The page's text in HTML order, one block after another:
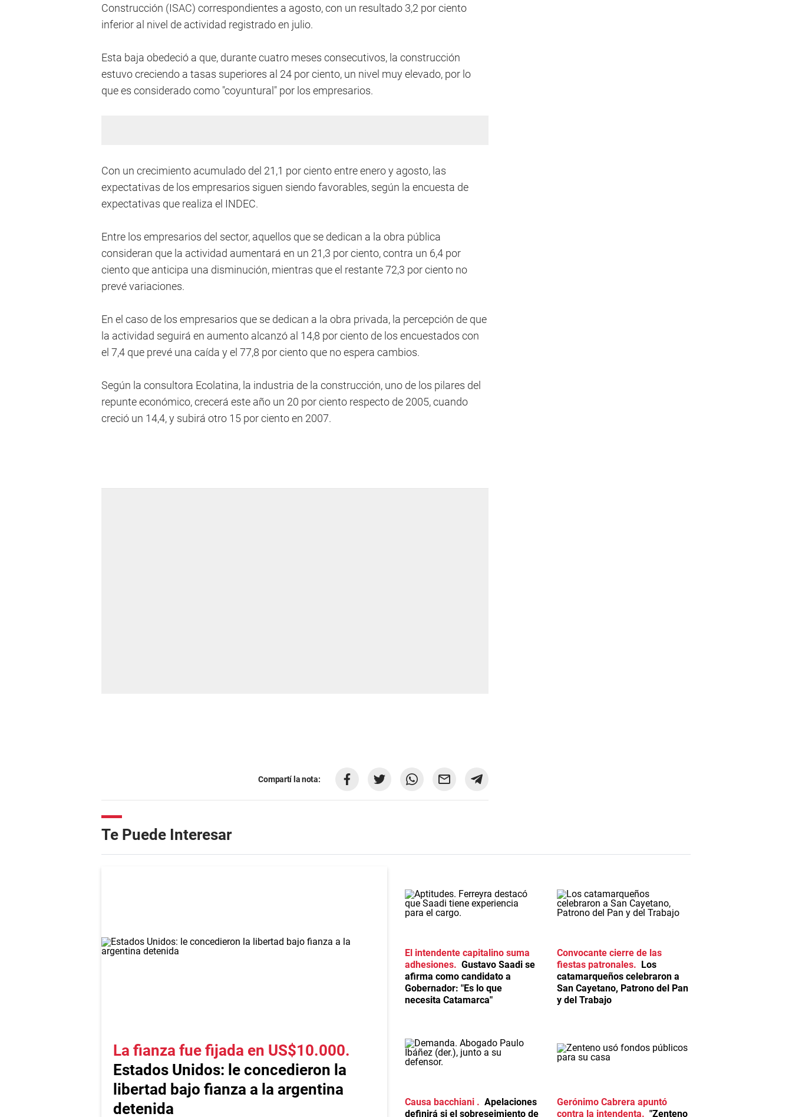
Construcción (ISAC) correspondientes a agosto, con un resultado 3,2 por ciento
inferior al nivel de actividad registrado en julio.
Esta baja obedeció a que, durante cuatro meses consecutivos, la construcción
estuvo creciendo a tasas superiores al 24 por ciento, un nivel muy elevado, por lo
que es considerado como "coyuntural" por los empresarios.
Con un crecimiento acumulado del 21,1 por ciento entre enero y agosto, las
expectativas de los empresarios siguen siendo favorables, según la encuesta de
expectativas que realiza el INDEC.
Entre los empresarios del sector, aquellos que se dedican a la obra pública
consideran que la actividad aumentará en un 21,3 por ciento, contra un 6,4 por
ciento que anticipa una disminución, mientras que el restante 72,3 por ciento no
prevé variaciones.
En el caso de los empresarios que se dedican a la obra privada, la percepción de que
la actividad seguirá en aumento alcanzó al 14,8 por ciento de los encuestados con
el 7,4 que prevé una caída y el 77,8 por ciento que no espera cambios.
Según la consultora Ecolatina, la industria de la construcción, uno de los pilares del
repunte económico, crecerá este año un 20 por ciento respecto de 2005, cuando
creció un 14,4, y subirá otro 15 por ciento en 2007.
Compartí la nota:
Te Puede Interesar
La fianza fue fijada en US$10.000
Estados Unidos: le concedieron la
libertad bajo fianza a la argentina
detenida
El intendente capitalino suma
adhesiones
Gustavo Saadi se
afirma como candidato a
Gobernador: "Es lo que
necesita Catamarca"
Convocante cierre de las
fiestas patronales
Los
catamarqueños celebraron a
San Cayetano, Patrono del Pan
y del Trabajo
Causa bacchiani
Apelaciones
definirá si el sobreseimiento de
Gerónimo Cabrera apuntó
contra la intendenta
"Zenteno